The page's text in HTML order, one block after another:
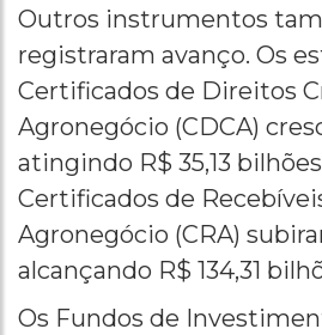
Outros instrumentos
registraram avanço. Os
Certificados de Direitos
Agronegócio (CDCA)
atingindo R$ 35,13
Certificados de
Agronegócio (CRA)
alcançando R$ 134,31
Os Fundos de